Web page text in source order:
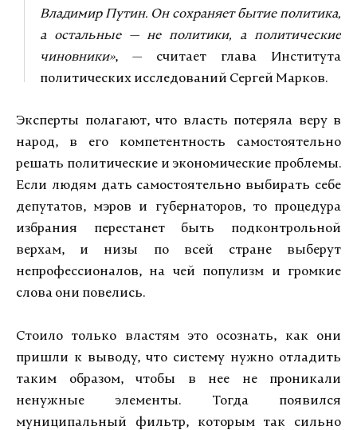
Владимир Путин. Он сохраняет бытие политика,
а остальные — не политики, а политические
чиновники», — считает глава Института
политических исследований Сергей Марков.
Эксперты полагают, что власть потеряла веру в
народ, в его компетентность самостоятельно
решать политические и экономические проблемы.
Если людям дать самостоятельно выбирать себе
депутатов, мэров и губернаторов, то процедура
избрания перестанет быть подконтрольной
верхам, и низы по всей стране выберут
непрофессионалов, на чей популизм и громкие
слова они повелись.
Стоило только властям это осознать, как они
пришли к выводу, что систему нужно отладить
таким образом, чтобы в нее не проникали
ненужные элементы. Тогда появился
муниципальный фильтр, которым так сильно